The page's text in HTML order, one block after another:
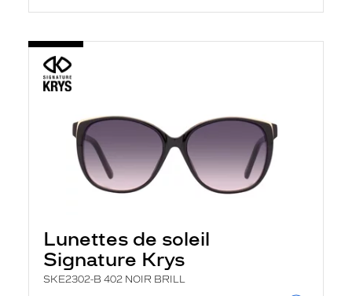
Lunettes de soleil
Signature Krys
SKE2302-B 402 NOIR BRILL